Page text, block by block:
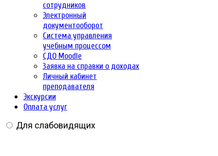
сотрудников
Электронный
документооборот
Система управления
учебным процессом
СДО Moodle
Заявка на справки о доходах
Личный кабинет
преподавателя
Экскурсии
Оплата услуг
Для слабовидящих